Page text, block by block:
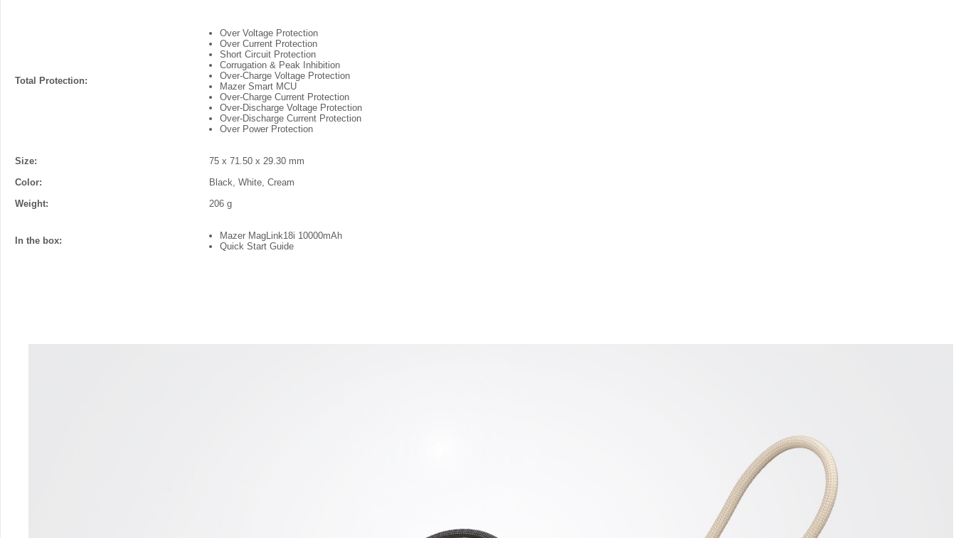
Total Protection:
Over Voltage Protection
Over Current Protection
Short Circuit Protection
Corrugation & Peak Inhibition
Over-Charge Voltage Protection
Mazer Smart MCU
Over-Charge Current Protection
Over-Discharge Voltage Protection
Over-Discharge Current Protection
Over Power Protection
Size:
75 x 71.50 x 29.30 mm
Color:
Black, White, Cream
Weight:
206 g
In the box:
Mazer MagLink18i 10000mAh
Quick Start Guide